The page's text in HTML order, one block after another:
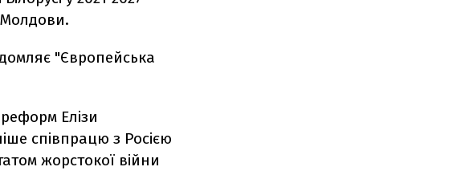
"Європейська
Елізи
співпрацю з Росією
жорстокої війни